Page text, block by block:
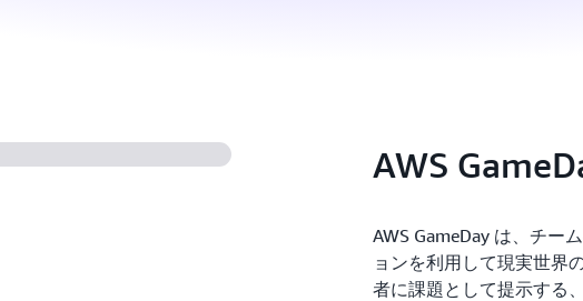
AWS
AWS GameDay は、チー
ョンを利用して現実世界
者に課題として提示する